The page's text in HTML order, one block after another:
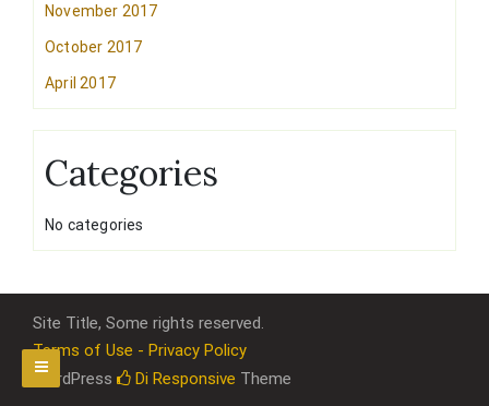
November 2017
October 2017
April 2017
Categories
No categories
Site Title, Some rights reserved.
Terms of Use - Privacy Policy
WordPress
Di Responsive Theme